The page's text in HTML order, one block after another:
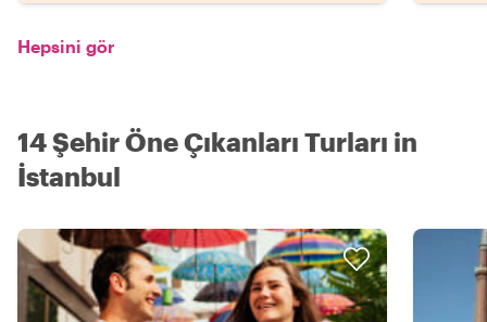
Hepsini gör
14 Şehir Öne Çıkanları Turları in
İstanbul